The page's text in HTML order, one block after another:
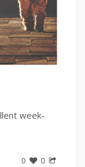
week-
0 0